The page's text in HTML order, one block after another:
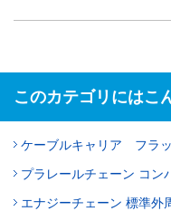
このカテゴリにはこ
ケーブルキャリア フラ
プラレールチェーン コン
エナジーチェーン 標準外